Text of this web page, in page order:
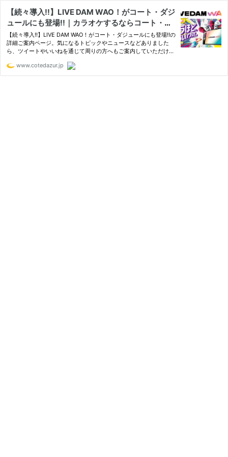
【続々導入!!】LIVE DAM WAO！がコート・ダジ
ュールにも登場!!｜カラオケするならコート・ダ
ジュール
【続々導入!!】LIVE DAM WAO！がコート・ダジュールにも登場!!の
詳細ご案内ページ。気になるトピックやニュースなどありました
ら、ツイートやいいねを通じて周りの方へもご案内していただけれ
www.cotedazur.jp